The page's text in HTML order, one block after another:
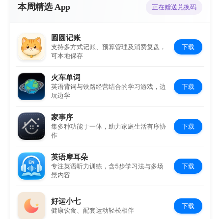
本周精选 App 正在赠送兑换码
圆圆记账
支持多方式记账、预算管理及消费复盘，
可本地保存
下载
火车单词
英语背词与铁路经营结合的学习游戏，边
玩边学
下载
家事序
集多种功能于一体，助力家庭生活有序协
作
下载
英语摩耳朵
专注英语听力训练，含5步学习法与多场
景内容
下载
好运小七
健康饮食、配套运动轻松相伴
下载